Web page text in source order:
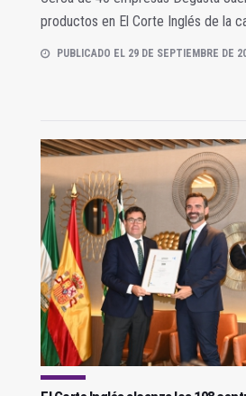
productos en El Corte Inglés de la
PUBLICADO EL 29 DE SEPTIEMBRE DE